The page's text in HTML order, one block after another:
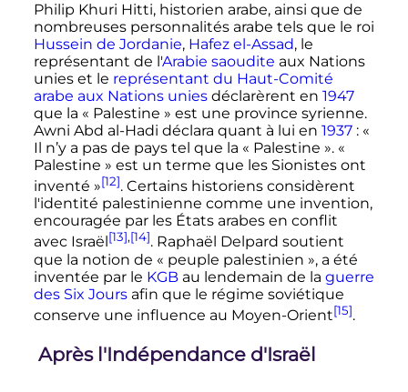
Philip Khuri Hitti, historien arabe, ainsi que de
nombreuses personnalités arabe tels que le roi
Hussein de Jordanie, Hafez el-Assad, le
représentant de l'Arabie saoudite aux Nations
unies et le représentant du Haut-Comité
arabe aux Nations uniesdéclarèrent en 1947
que la « Palestine » est une province syrienne.
Awni Abd al-Hadi déclara quant à lui en 1937 : «
Il n’y a pas de pays tel que la « Palestine ». «
Palestine » est un terme que les Sionistes ont
inventé »[12]. Certains historiens considèrent
l'identité palestinienne comme une invention,
encouragée par les États arabes en conflit
avec Israël [13],[14]. Raphaël Delpard soutient
que la notion de « peuple palestinien », a été
inventée par le KGBau lendemain de la guerre
des Six Joursafin que le régime soviétique
conserve une influence au Moyen-Orient[15].
Après l'Indépendance d'Israël